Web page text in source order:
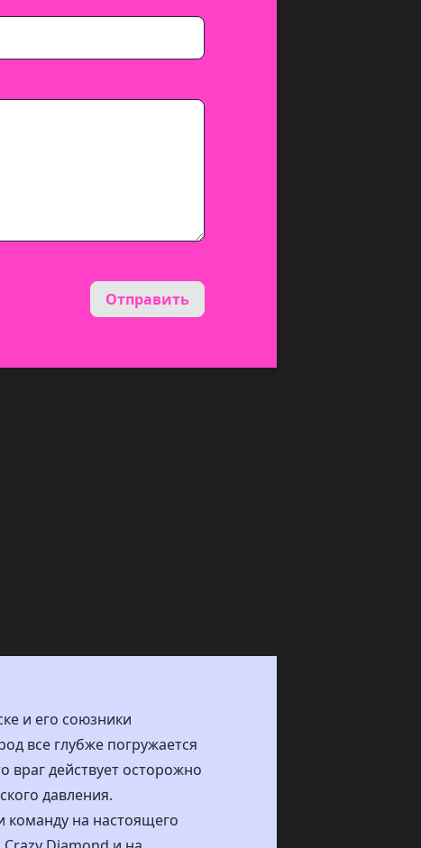
Отправить
и его союзники
все глубже погружается
враг действует осторожно
давления.
на настоящего